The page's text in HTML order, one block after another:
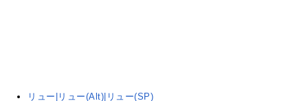
リュー|リュー(Alt)|リュー(SP)